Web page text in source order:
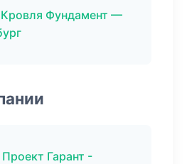
Фундамент —
Гарант -